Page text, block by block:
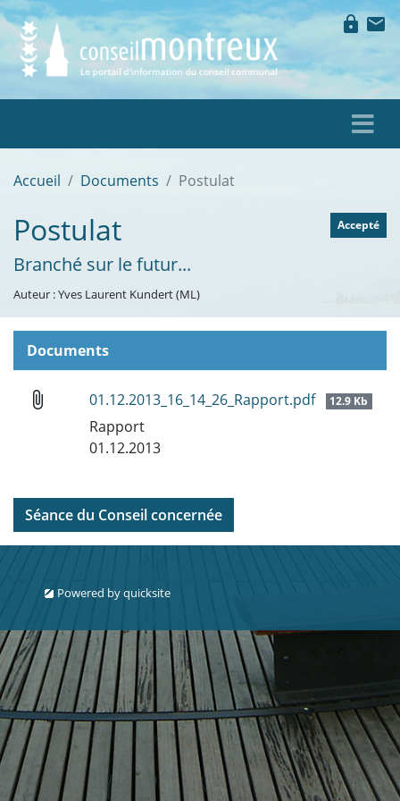
lock mail
Accueil Documents Postulat
Accepté
Postulat
Branché sur le futur...
Auteur : Yves Laurent Kundert (ML)
Documents
attach_file 01.12.2013_16_14_26_Rapport.pdf 12.9 Kb
Rapport
01.12.2013
Séance du Conseil concernée
Powered byquicksite